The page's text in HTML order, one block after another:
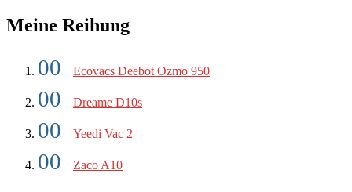
Meine Reihung
Ecovacs Deebot Ozmo 950
Dreame D10s
Yeedi Vac 2
Zaco A10